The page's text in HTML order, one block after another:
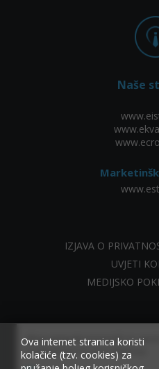
Allow www.ekvarner.info to
notifications to your desktop.
Naše
IZJAVA O
UVJETI
MEDIJSKO
Ova internet stranica koristi
kolačiće (tzv. cookies) za